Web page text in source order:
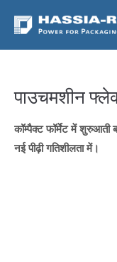
पाउचमशीन
कॉम्पैक्ट फॉर्मेट में शुरुआती
नई पीढ़ी गतिशीलता में।